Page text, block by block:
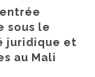
sous le
juridique et
au Mali